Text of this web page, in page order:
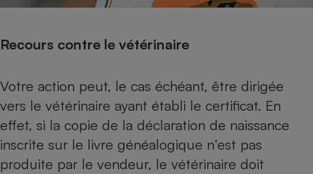
Recours contre le vétérinaire
Votre action peut, le cas échéant, être dirigée
vers le vétérinaire ayant établi le certificat. En
effet, si la copie de la déclaration de naissance
inscrite sur le livre généalogique n’est pas
produite par le vendeur, le vétérinaire doit